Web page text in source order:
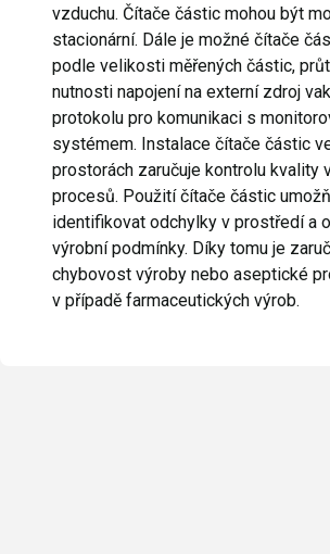
vzduchu. Čítače částic mohou být
stacionární. Dále je možné čítače
podle velikosti měřených částic,
nutnosti napojení na externí zdroj
protokolu pro komunikaci s
systémem. Instalace čítače částic
prostorách zaručuje kontrolu kvality
procesů. Použití čítače částic
identifikovat odchylky v prostředí a
výrobní podmínky. Díky tomu je
chybovost výroby nebo aseptické
v případě farmaceutických výrob.